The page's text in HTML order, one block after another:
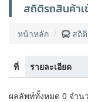
สถิติรถสินค้า
หน้าหลัก สถิติ
ที่ รายละเอียด
ผลลัพท์ทั้งหมด 0 จำน